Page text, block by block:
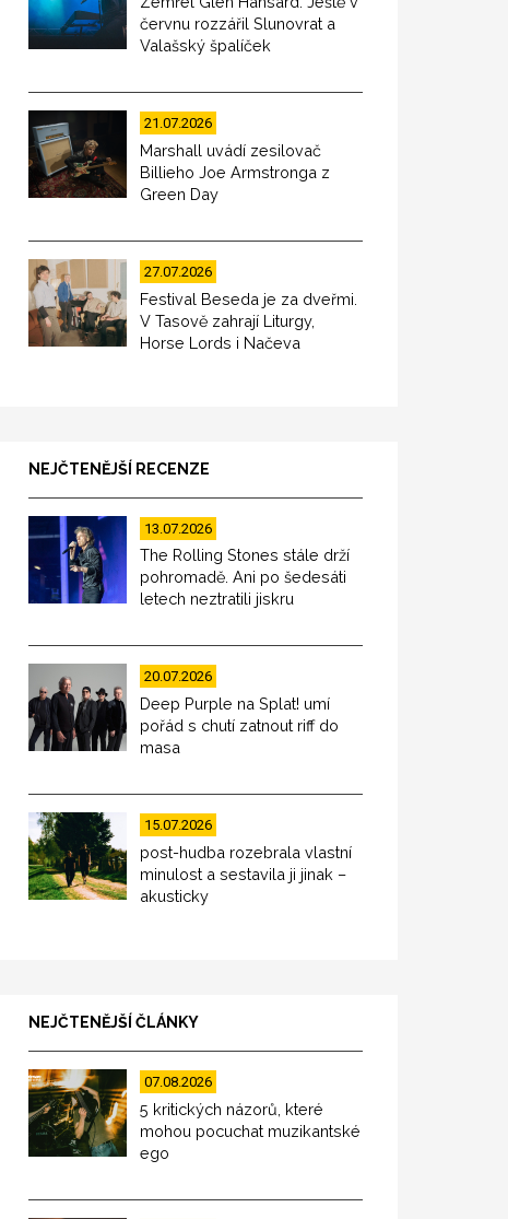
červnu rozzářil Slunovrat a
Valašský špalíček
21.07.2026
Marshall uvádí zesilovač
Billieho Joe Armstronga z
Green Day
27.07.2026
Festival Beseda je za dveřmi.
V Tasově zahrají Liturgy,
Horse Lords i Načeva
NEJČTENĚJŠÍ RECENZE
13.07.2026
The Rolling Stones stále drží
pohromadě. Ani po šedesáti
letech neztratili jiskru
20.07.2026
Deep Purple na Splat! umí
pořád s chutí zatnout riff do
masa
15.07.2026
post-hudba rozebrala vlastní
minulost a sestavila ji jinak –
akusticky
NEJČTENĚJŠÍ ČLÁNKY
07.08.2026
5 kritických názorů, které
mohou pocuchat muzikantské
ego